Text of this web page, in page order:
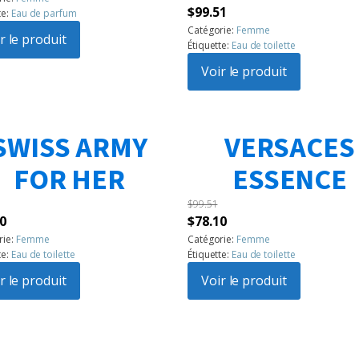
actuel
est :
$99.50.
Eau de parfum
le produit
Le
prix
initial
était :
$142.31.
$99.51
prix
actuel
est :
$99.51.
Catégorie: Femme
Étiquette: Eau de toilette
Voir le produit
ARMY
FOR HER
Le
prix
actuel
est :
$56.70.
Femme
Eau de toilette
le produit
VERSACES
ESSENCE
$99.51
Le
prix
initial
était :
$99.51.
$78.10Le
prix
actuel
est :
$78.10.
Catégorie: Femme
Étiquette: Eau de toilette
Voir le produit